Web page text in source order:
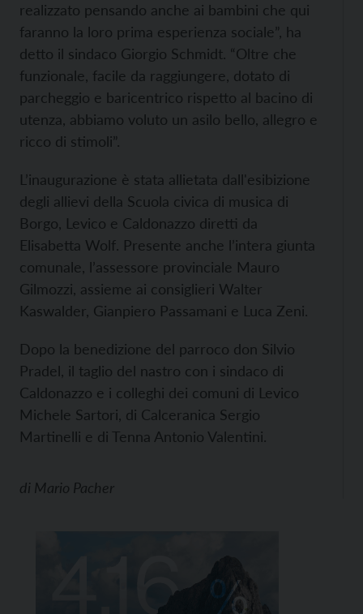
realizzato pensando anche ai bambini che qui
faranno la loro prima esperienza sociale”, ha
detto il sindaco Giorgio Schmidt. “Oltre che
funzionale, facile da raggiungere, dotato di
parcheggio e baricentrico rispetto al bacino di
utenza, abbiamo voluto un asilo bello, allegro e
ricco di stimoli”.
L’inaugurazione è stata allietata dall'esibizione
degli allievi della Scuola civica di musica di
Borgo, Levico e Caldonazzo diretti da
Elisabetta Wolf. Presente anche l’intera giunta
comunale, l’assessore provinciale Mauro
Gilmozzi, assieme ai consiglieri Walter
Kaswalder, Gianpiero Passamani e Luca Zeni.
Dopo la benedizione del parroco don Silvio
Pradel, il taglio del nastro con i sindaco di
Caldonazzo e i colleghi dei comuni di Levico
Michele Sartori, di Calceranica Sergio
Martinelli e di Tenna Antonio Valentini.
di Mario Pacher